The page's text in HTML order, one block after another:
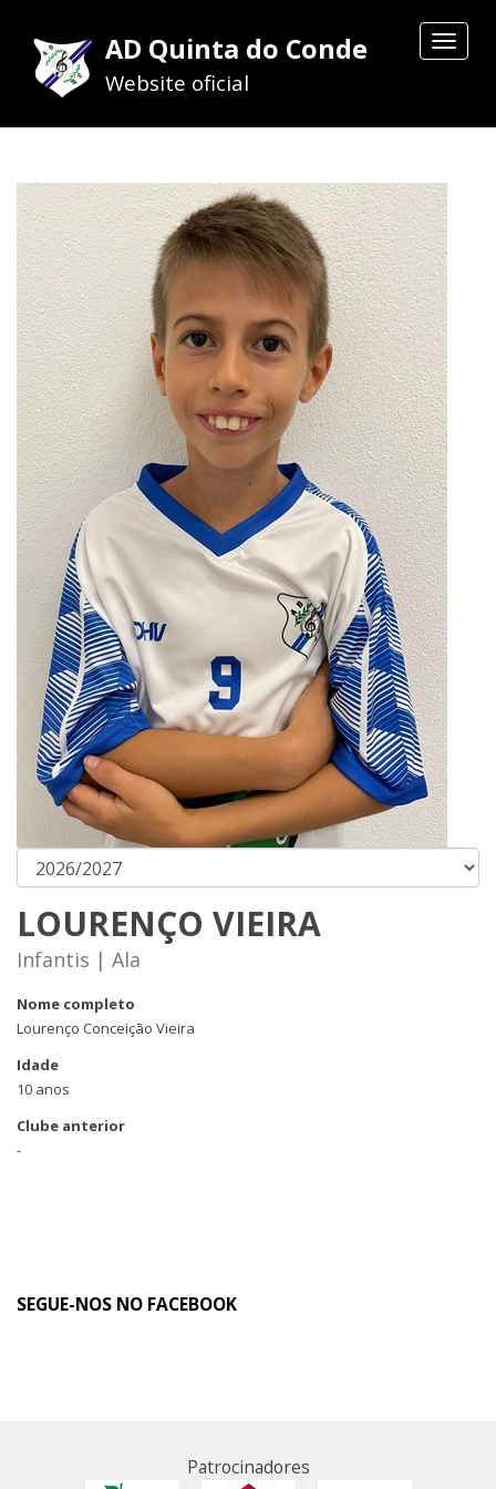
Toggle
AD Quinta do Conde
Website oficial
LOURENÇO VIEIRA
Infantis | Ala
Nome completo
Lourenço Conceição Vieira
Idade
10 anos
Clube anterior
-
SEGUE-NOS NO FACEBOOK
Patrocinadores